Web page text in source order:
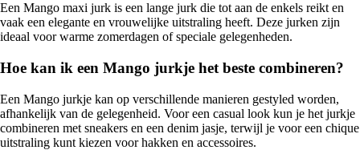
Een Mango maxi jurk is een lange jurk die tot aan de enkels reikt en
vaak een elegante en vrouwelijke uitstraling heeft. Deze jurken zijn
ideaal voor warme zomerdagen of speciale gelegenheden.
Hoe kan ik een Mango jurkje het beste combineren?
Een Mango jurkje kan op verschillende manieren gestyled worden,
afhankelijk van de gelegenheid. Voor een casual look kun je het jurkje
combineren met sneakers en een denim jasje, terwijl je voor een chique
uitstraling kunt kiezen voor hakken en accessoires.